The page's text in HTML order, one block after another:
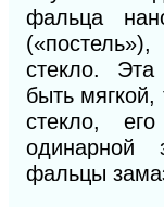
фальца
стекло.
быть
стекло,
одинарной
фальцы